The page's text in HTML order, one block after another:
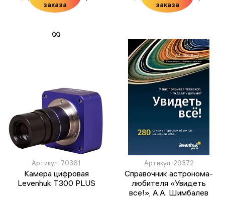
заказа
заказа
Артикул: 70361
Камера цифровая
Levenhuk T300 PLUS
Артикул: 29372
Справочник астронома-
любителя «Увидеть
все!», А.А. Шимбалев